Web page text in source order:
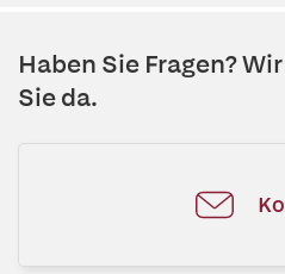
Haben Sie Fragen?
Sie da.